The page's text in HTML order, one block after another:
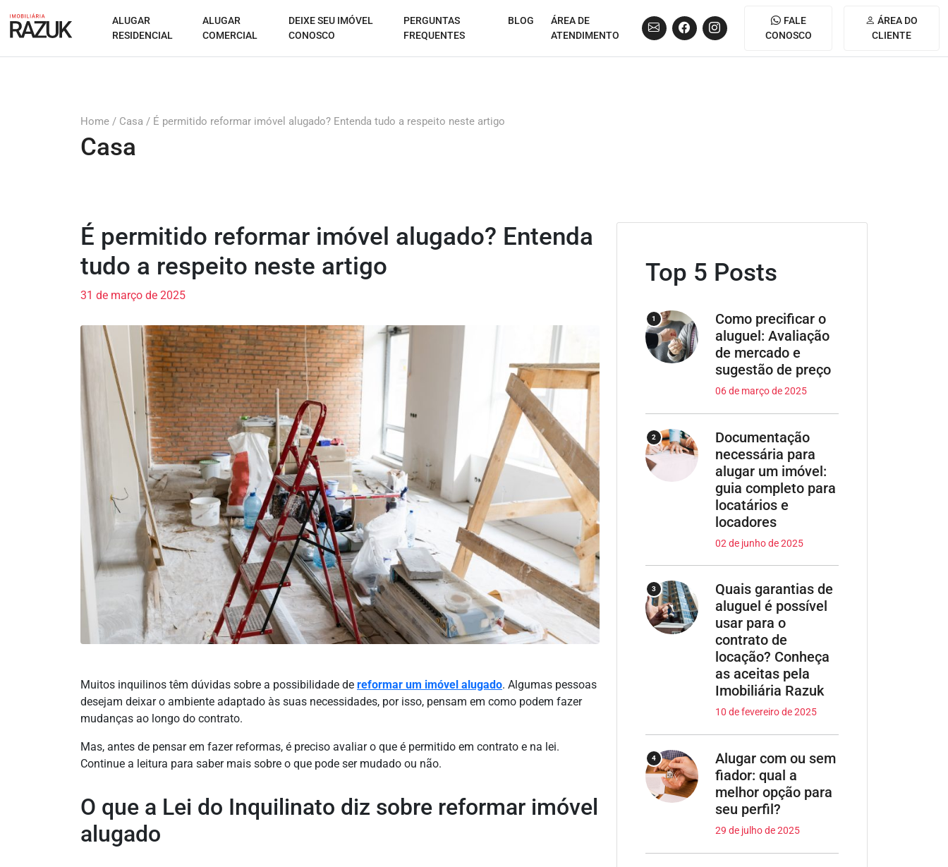
ALUGAR
RESIDENCIAL
ALUGAR
COMERCIAL
DEIXE SEU IMÓVEL
CONOSCO
PERGUNTAS
FREQUENTES
BLOG
ÁREA DE
ATENDIMENTO
FALE
CONOSCO
ÁREA DO
CLIENTE
Home / Casa / É permitido reformar imóvel alugado? Entenda tudo a respeito neste artigo
Casa
É permitido reformar imóvel alugado? Entenda
tudo a respeito neste artigo
31 de março de 2025
Muitos inquilinos têm dúvidas sobre a possibilidade de reformar um imóvel alugado. Algumas pessoas
desejam deixar o ambiente adaptado às suas necessidades, por isso, pensam em como podem fazer
mudanças ao longo do contrato.
Mas, antes de pensar em fazer reformas, é preciso avaliar o que é permitido em contrato e na lei.
Continue a leitura para saber mais sobre o que pode ser mudado ou não.
O que a Lei do Inquilinato diz sobre reformar imóvel
alugado
Top 5 Posts
1
Como precificar o
aluguel: Avaliação
de mercado e
sugestão de preço
06 de março de 2025
2
Documentação
necessária para
alugar um imóvel:
guia completo para
locatários e
locadores
02 de junho de 2025
3
Quais garantias de
aluguel é possível
usar para o
contrato de
locação? Conheça
as aceitas pela
Imobiliária Razuk
10 de fevereiro de 2025
4
Alugar com ou sem
fiador: qual a
melhor opção para
seu perfil?
29 de julho de 2025